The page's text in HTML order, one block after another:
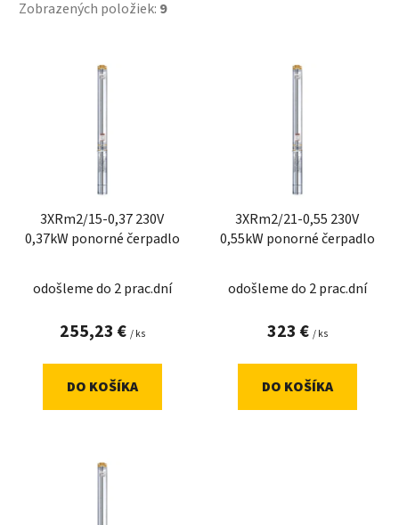
Zobrazených položiek: 9
3XRm2/15-0,37 230V
0,37kW ponorné čerpadlo
odošleme do 2 prac.dní
255,23 € / ks
DO KOŠÍKA
3XRm2/21-0,55 230V
0,55kW ponorné čerpadlo
odošleme do 2 prac.dní
323 € / ks
DO KOŠÍKA